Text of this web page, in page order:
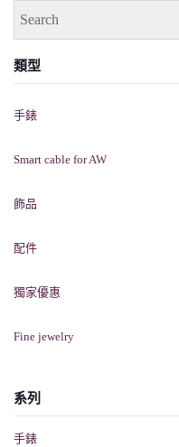
類型
手錶
Smart cable for AW
飾品
配件
獨家優惠
Fine jewelry
系列
手錶